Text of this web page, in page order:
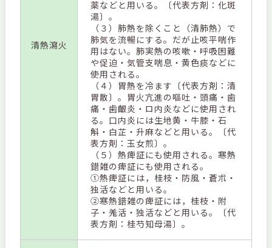
清熱瀉火
薬などと用いる。〔代表方剤：化斑
湯〕。
（３）肺熱を除くこと（清肺熱）で
肺気を流暢にする。だが止咳平喘作
用はない。肺実熱の咳嗽・呼吸困難
や促迫・気管支喘息・黄色痰などに
使用される。
（４）胃熱を冷ます〔代表方剤：清
胃散〕。胃火亢進の嘔吐・頭痛・歯
痛・歯齦炎・ロ内炎などに使用され
る。口内炎には生地黄・牛膝・石
斛・白芷・升麻などと用いる。〔代
表方剤：玉女煎〕。
（５）熱痺証にも使用される。寒熱
錯雑の痺証にも使用される。
①熱痺証には，桂枝・防風・蒼朮・
独活などと用いる。
②寒熱錯雑の痺証には，桂枝・附
子・羗活・独活などと用いる。〔代
表方剤：桂芍知母湯〕。